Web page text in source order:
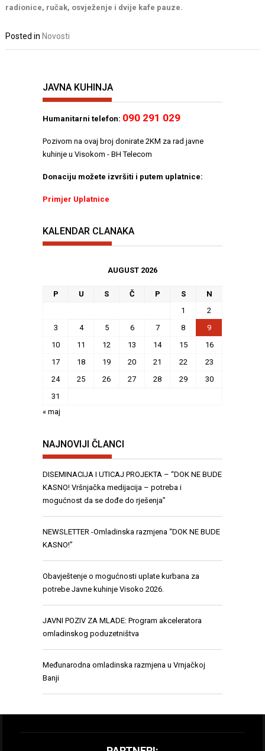
radionice, ručak, osvježenje i dvije kafe pauze.
Posted in Novosti
JAVNA KUHINJA
Humanitarni telefon: 090 291 029
Pozivom na ovaj broj donirate 2KM za rad javne
kuhinje u Visokom - BH Telecom
Donaciju možete izvršiti i putem uplatnice:
Primjer Uplatnice
KALENDAR CLANAKA
AUGUST 2026
P U S Č P S
N
1
2
3
4 5 6 7 8
9
10
11 12 13 14 15
16
17
18 19 20 21 22
23
24
25 26 27 28 29
30
31
« maj
NAJNOVIJI ČLANCI
DISEMINACIJA I UTICAJ PROJEKTA – “DOK NE BUDE
KASNO! Vršnjačka medijacija – potreba i
mogućnost da se dođe do rješenja”
NEWSLETTER -Omladinska razmjena “DOK NE BUDE
KASNO!”
Obavještenje o mogućnosti uplate kurbana za
potrebe Javne kuhinje Visoko 2026.
JAVNI POZIV ZA MLADE: Program akceleratora
omladinskog poduzetništva
Međunarodna omladinska razmjena u Vrnjačkoj
Banji